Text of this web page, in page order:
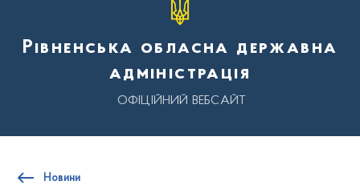
Рівненська обласна державна
адміністрація
ОФІЦІЙНИЙ ВЕБСАЙТ
Новини